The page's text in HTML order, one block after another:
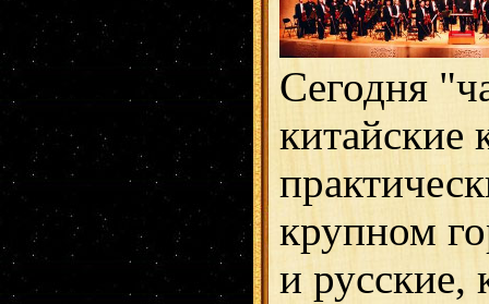
Сегодня
китайские
крупном
и русские,